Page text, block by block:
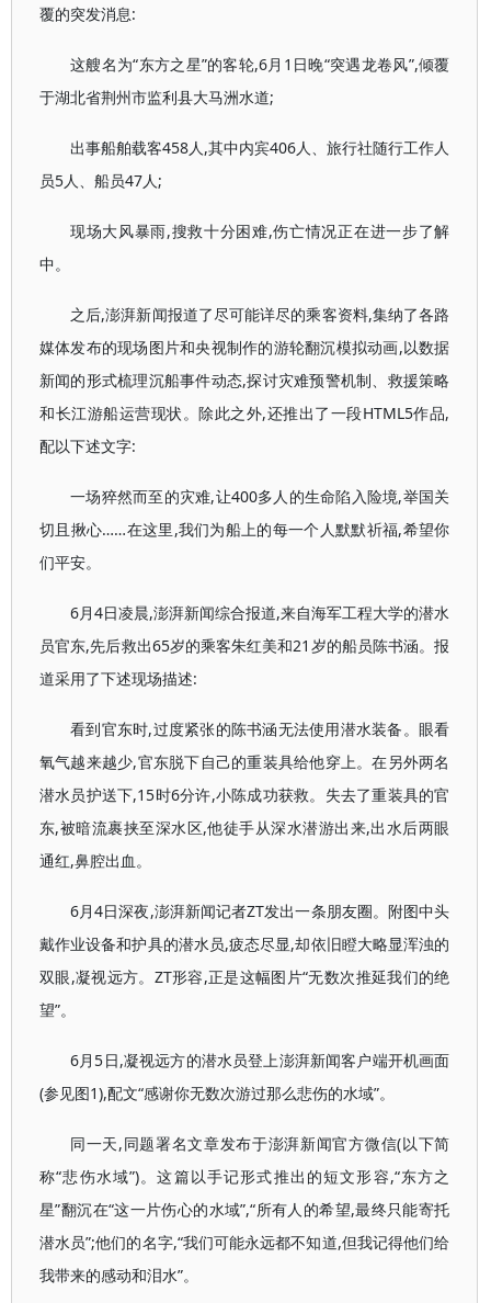
覆的突发消息:
这艘名为“东方之星”的客轮,6月1日晚“突遇龙卷风”,倾覆
于湖北省荆州市监利县大马洲水道;
出事船舶载客458人,其中内宾406人、旅行社随行工作人
员5人、船员47人;
现场大风暴雨,搜救十分困难,伤亡情况正在进一步了解
中。
之后,澎湃新闻报道了尽可能详尽的乘客资料,集纳了各路
媒体发布的现场图片和央视制作的游轮翻沉模拟动画,以数据
新闻的形式梳理沉船事件动态,探讨灾难预警机制、救援策略
和长江游船运营现状。除此之外,还推出了一段HTML5作品,
配以下述文字:
一场猝然而至的灾难,让400多人的生命陷入险境,举国关
切且揪心……在这里,我们为船上的每一个人默默祈福,希望你
们平安。
6月4日凌晨,澎湃新闻综合报道,来自海军工程大学的潜水
员官东,先后救出65岁的乘客朱红美和21岁的船员陈书涵。报
道采用了下述现场描述:
看到官东时,过度紧张的陈书涵无法使用潜水装备。眼看
氧气越来越少,官东脱下自己的重装具给他穿上。在另外两名
潜水员护送下,15时6分许,小陈成功获救。失去了重装具的官
东,被暗流裹挟至深水区,他徒手从深水潜游出来,出水后两眼
通红,鼻腔出血。
6月4日深夜,澎湃新闻记者ZT发出一条朋友圈。附图中头
戴作业设备和护具的潜水员,疲态尽显,却依旧瞪大略显浑浊的
双眼,凝视远方。ZT形容,正是这幅图片“无数次推延我们的绝
望”。
6月5日,凝视远方的潜水员登上澎湃新闻客户端开机画面
(参见图1),配文“感谢你无数次游过那么悲伤的水域”。
同一天,同题署名文章发布于澎湃新闻官方微信(以下简
称“悲伤水域”)。这篇以手记形式推出的短文形容,“东方之
星”翻沉在“这一片伤心的水域”,“所有人的希望,最终只能寄托
潜水员”;他们的名字,“我们可能永远都不知道,但我记得他们给
我带来的感动和泪水”。